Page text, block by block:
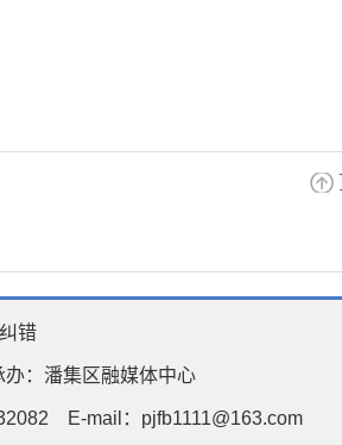
错
办：潘集区融媒体中心
E-mail：pjfb1111@163.com